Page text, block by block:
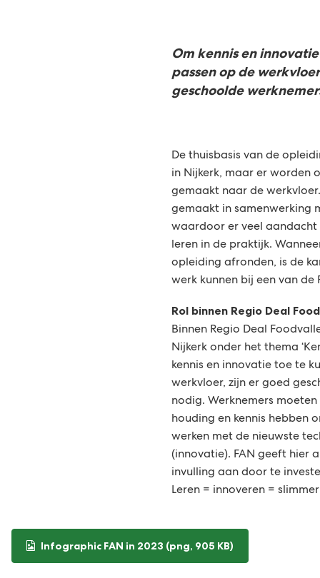
Om kennis en
passen op de
geschoolde
De thuisbasis van de
in Nijkerk, maar er worden
gemaakt naar de
gemaakt in samenwerking
waardoor er veel
leren in de praktijk.
opleiding afronden, is de
werk kunnen bij een van de
Rol binnen Regio Deal
Binnen Regio Deal
Nijkerk onder het thema
kennis en innovatie toe te
werkvloer, zijn er goed
nodig. Werknemers
houding en kennis hebben
werken met de nieuwste
(innovatie). FAN geeft hier
invulling aan door te
Leren = innoveren =
Infographic FAN in 2023 (png, 905 KB)